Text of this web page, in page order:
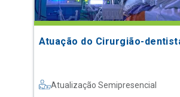
Atuação do Cirurgião-
Atualização Semipresencial